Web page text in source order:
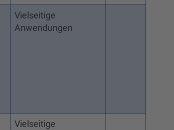
Vielseitige
Anwendungen
Vielseitige